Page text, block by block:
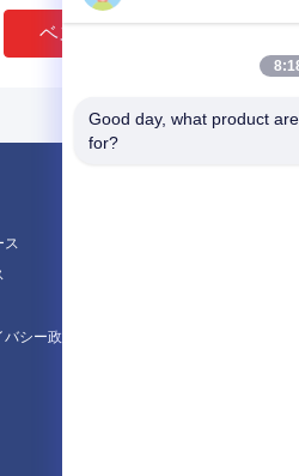
ベストプライス
ス
シー政策
Good day, what product
for?